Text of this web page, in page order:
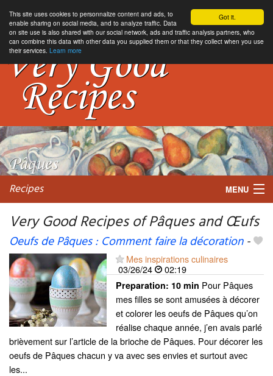
Got it.
This site uses cookies to personnalize content and ads, to
enable sharing on social media, and to analyze traffic. Data
on site use is also shared with our social network, ads and traffic analysis partners, who
can combine this data with other data you supplied them or that they collect when you use
their services. Learn more
Recipes MENU
My favorite blogs
Very Good Recipes of Pâques and Œufs
Oeufs de Pâques : Comment faire la décoration-
Mes inspirations culinaires
03/26/24
02:19
Preparation: 10 min Pour Pâques
mes filles se sont amusées à décorer
et colorer les oeufs de Pâques qu’on
réalise chaque année, j’en avais parlé
brièvement sur l’article de la brioche de Pâques. Pour décorer les
oeufs de Pâques chacun y va avec ses envies et surtout avec
les...